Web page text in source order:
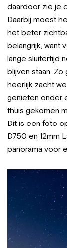
daardoor zie je
Daarbij moest
het beter
belangrijk, want
lange sluitertijd
blijven staan.
heerlijk zacht
genieten onder
thuis gekomen
Dit is een foto
D750 en 12mm
panorama voor